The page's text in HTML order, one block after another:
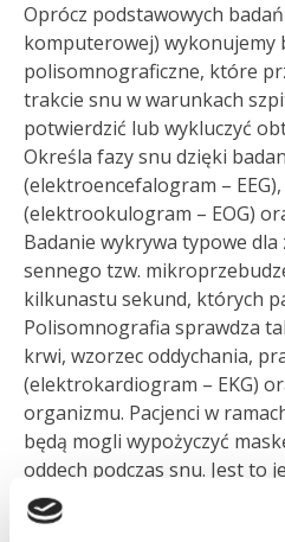
Oprócz podstawowych
komputerowej) wykonujemy
polisomnograficzne, które
trakcie snu w warunkach
potwierdzić lub wykluczyć
Określa fazy snu dzięki
(elektroencefalogram –
(elektrookulogram – EOG)
Badanie wykrywa typowe dla
sennego tzw.
kilkunastu sekund, których
Polisomnografia sprawdza
krwi, wzorzec oddychania,
(elektrokardiogram – EKG)
organizmu. Pacjenci w
będą mogli wypożyczyć
oddech podczas snu. Jest to
najskuteczniejszych
sennego. Dzięki niej pacjent